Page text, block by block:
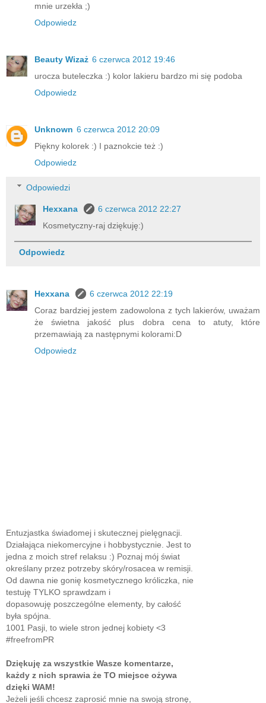
mnie urzekła ;)
Odpowiedz
Beauty Wizaż 6 czerwca 2012 19:46
urocza buteleczka :) kolor lakieru bardzo mi się podoba
Odpowiedz
Unknown 6 czerwca 2012 20:09
Piękny kolorek :) I paznokcie też :)
Odpowiedz
Odpowiedzi
Hexxana
6 czerwca 2012 22:27
Kosmetyczny-raj dziękuję:)
Odpowiedz
Hexxana
6 czerwca 2012 22:19
Coraz bardziej jestem zadowolona z tych lakierów, uważam
że świetna jakość plus dobra cena to atuty, które
przemawiają za następnymi kolorami:D
Odpowiedz
Entuzjastka świadomej i skutecznej pielęgnacji.
Działająca niekomercyjne i hobbystycznie. Jest to
jedna z moich stref relaksu :) Poznaj mój świat
określany przez potrzeby skóry/rosacea w remisji.
Od dawna nie gonię kosmetycznego króliczka, nie
testuję TYLKO sprawdzam i
dopasowuję poszczególne elementy, by całość
była spójna.
1001 Pasji, to wiele stron jednej kobiety <3
#freefromPR
Dziękuję za wszystkie Wasze komentarze,
każdy z nich sprawia że TO miejsce ożywa
dzięki WAM!
Jeżeli jeśli chcesz zaprosić mnie na swoją stronę,